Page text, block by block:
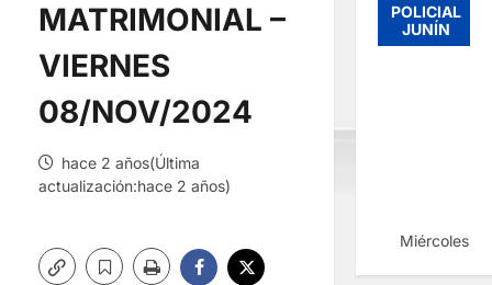
MATRIMONIAL –
VIERNES
08/NOV/2024
hace 2 años(Última
actualización:hace 2 años)
POLICIAL
JUNÍN
Miércoles,